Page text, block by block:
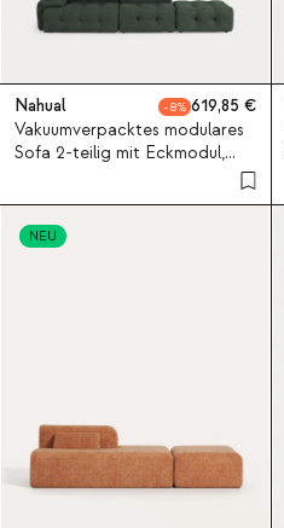
Nahual 8
619,85
Vakuumverpacktes modulares
Sofa 2-teilig mit Eckmodul,
aus Stoff Nahual
NEU